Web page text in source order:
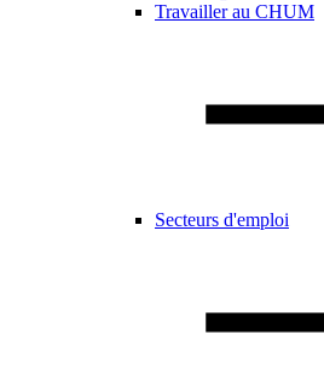
Travailler au CHUM
Secteurs d'emploi